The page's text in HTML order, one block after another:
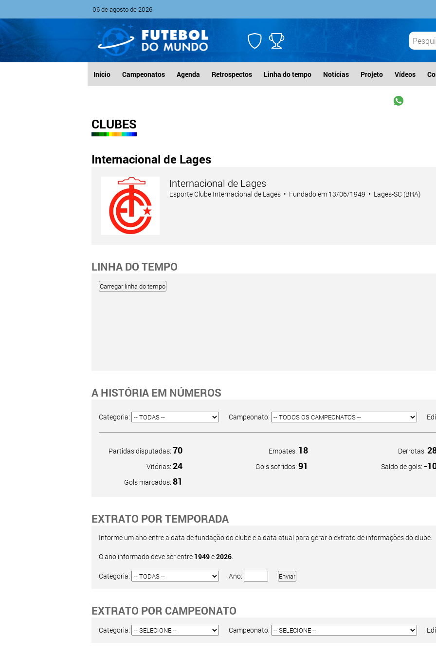
06 de agosto de 2026
Início Campeonatos Agenda Retrospectos Linha do tempo Notícias Projeto Vídeos
CLUBES
Internacional de Lages
Internacional de Lages
Esporte Clube Internacional de Lages • Fundado em 13/06/1949 • Lages-SC (BRA)
LINHA DO TEMPO
A HISTÓRIA EM NÚMEROS
Categoria: Campeonato:
Partidas disputadas: 70
Vitórias: 24
Gols marcados: 81
Empates: 18
Gols sofridos: 91
Derrotas:
Saldo de gols: -
EXTRATO POR TEMPORADA
Informe um ano entre a data de fundação do clube e a data atual para gerar o extrato de informações do clube.
O ano informado deve ser entre 1949e2026.
Categoria: Ano:
EXTRATO POR CAMPEONATO
Categoria: Campeonato: